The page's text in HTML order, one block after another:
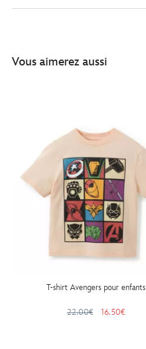
adultes-
Vous aimerez aussi
T-shirt Avengers pour enfants
22.00€ 16.50€